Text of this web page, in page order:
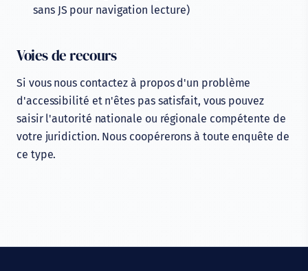
sans JS pour navigation lecture)
Voies de recours
Si vous nous contactez à propos d'un problème
d'accessibilité et n'êtes pas satisfait, vous pouvez
saisir l'autorité nationale ou régionale compétente de
votre juridiction. Nous coopérerons à toute enquête de
ce type.